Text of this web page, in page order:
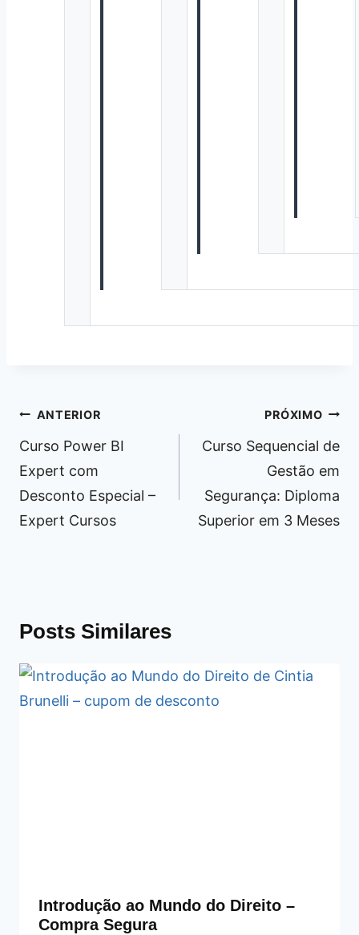
Navegação
de
Post
ANTERIOR
Curso Power BI
Expert com
Desconto Especial –
Expert Cursos
PRÓXIMO
Curso Sequencial de
Gestão em
Segurança: Diploma
Superior em 3 Meses
Posts Similares
Introdução ao Mundo do Direito –
Compra Segura